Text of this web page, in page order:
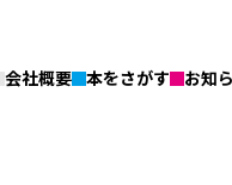
会社概要 本をさがす お知